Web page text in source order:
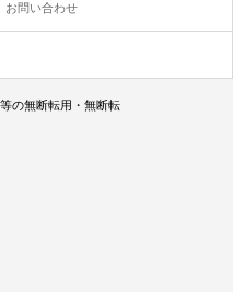
お問い合わせ
の無断転用・無断転